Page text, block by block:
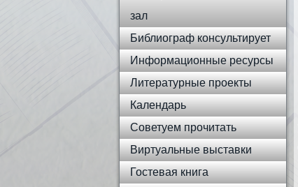
зал
Библиограф консультирует
Информационные ресурсы
Литературные проекты
Календарь
Советуем прочитать
Виртуальные выставки
Гостевая книга